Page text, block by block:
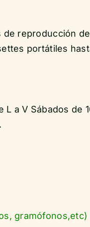
reproducción
portátiles
L a V Sábados de
gramófonos,etc)